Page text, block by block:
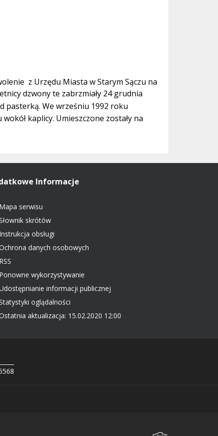
z Urzędu Miasta w Starym Sączu na
dzwony te zabrzmiały 24 grudnia
pasterką. We wrześniu 1992 roku
kaplicy. Umieszczone zostały na
Informacje
Mapa serwisu
skrótów
Instrukcja obsługi
danych osobowych
RSS
Ponowne wykorzystywanie
informacji publicznej
oglądalności
aktualizacja: 15.02.2020 12:00